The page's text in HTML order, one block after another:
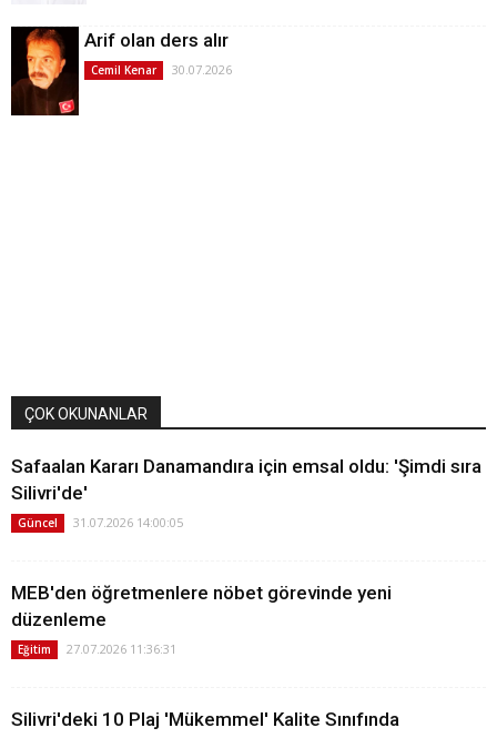
Arif olan ders alır
Cemil Kenar 30.07.2026
ÇOK OKUNANLAR
Safaalan Kararı Danamandıra için emsal oldu: 'Şimdi sıra
Silivri'de'
Güncel 31.07.2026 14:00:05
MEB'den öğretmenlere nöbet görevinde yeni
düzenleme
Eğitim 27.07.2026 11:36:31
Silivri'deki 10 Plaj 'Mükemmel' Kalite Sınıfında